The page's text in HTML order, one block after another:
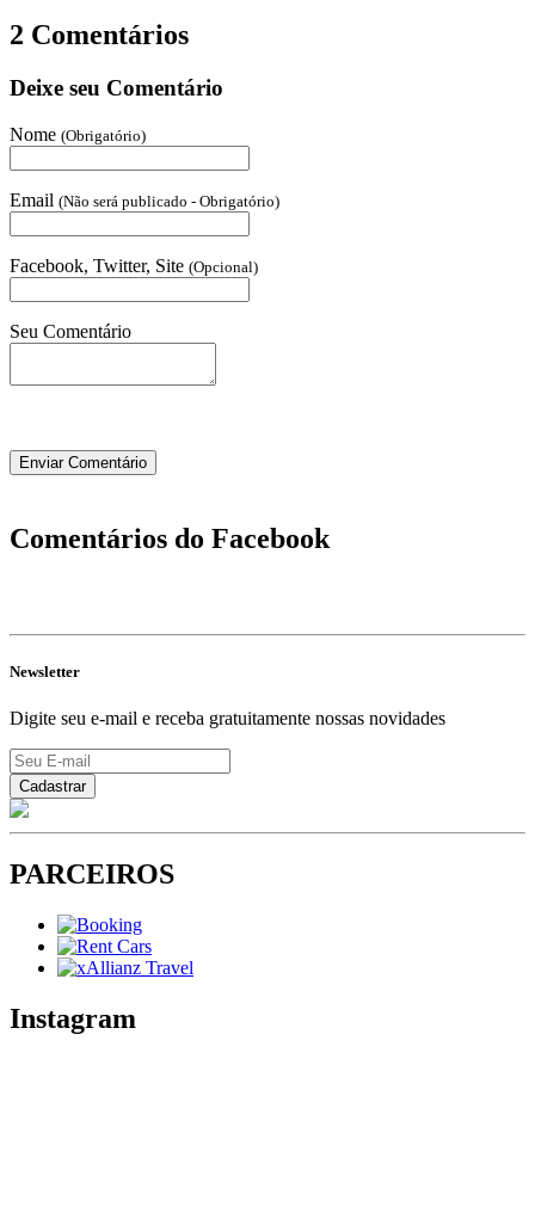
2 Comentários
Deixe seu Comentário
Nome (Obrigatório)
Email (Não será publicado - Obrigatório)
Facebook, Twitter, Site (Opcional)
Seu Comentário
Comentários do Facebook
Newsletter
Digite seu e-mail e receba gratuitamente nossas novidades
PARCEIROS
Instagram